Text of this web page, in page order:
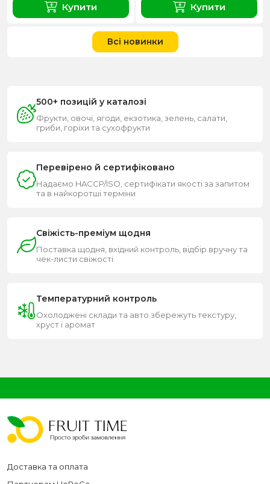
Купити Купити
Всі новинки
500+ позицій у каталозі
Фрукти, овочі, ягоди, екзотика, зелень, салати,
гриби, горіхи та сухофрукти
Перевірено й сертифіковано
Надаємо HACCP/ISO, сертифікати якості за запитом
та в найкоротші терміни
Свіжість-преміум щодня
Поставка щодня, вхідний контроль, відбір вручну та
чек-листи свіжості
Температурний контроль
Охолоджені склади та авто збережуть текстуру,
хруст і аромат
Доставка та оплата